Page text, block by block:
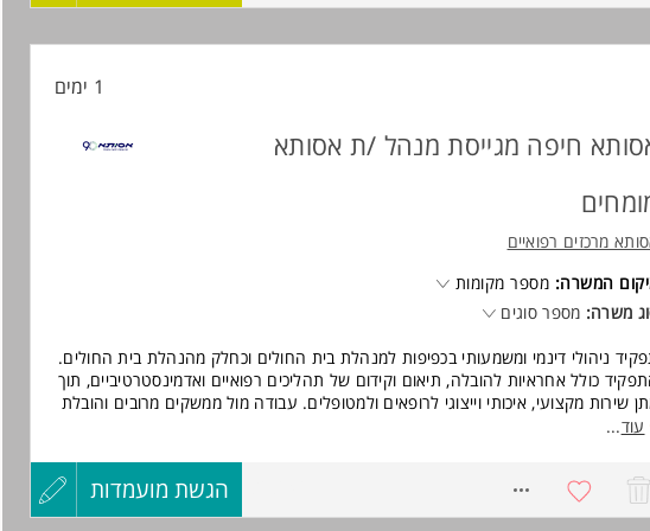
אקדמי.
1 ימים
חיפה מגייסת מנהל /ת אסותא
מרכזים רפואיים
המשרה: מספר מקומות
משרה: מספר סוגים
ניהולי דינמי ומשמעותי בכפיפות למנהלת בית החולים וכחלק מהנהלת בית החולים.
כולל אחראיות להובלה, תיאום וקידום של תהליכים רפואיים ואדמינסטרטיביים, תוך
שירות מקצועי, איכותי וייצוגי לרופאים ולמטופלים. עבודה מול ממשקים מרובים והובלת
לשיפור מתמיד של השירות והפעילות.
תואר ראשון - חובה.
ניסיון ניהולי של כ- 5 שנים לפחות, כולל ניהול פעילות עסקית - חובה.
עוד...
הגשת מועמדות
עדכון